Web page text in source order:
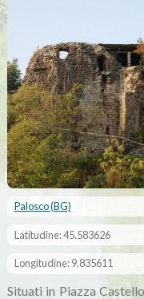
Palosco (BG)
Latitudine: 45.583626
Longitudine: 9.835611
Situati in Piazza